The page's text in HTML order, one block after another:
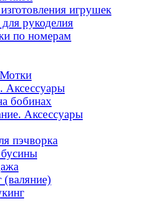
игрушек
рукоделия
по номерам
Аксессуары
бобинах
Аксессуары
пэчворка
(валяние)